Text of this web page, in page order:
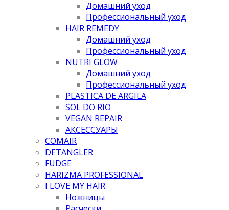
Домашний уход
Профессиональный уход
HAIR REMEDY
Домашний уход
Профессиональный уход
NUTRI GLOW
Домашний уход
Профессиональный уход
PLASTICA DE ARGILA
SOL DO RIO
VEGAN REPAIR
АКСЕССУАРЫ
COMAIR
DETANGLER
FUDGE
HARIZMA PROFESSIONAL
I LOVE MY HAIR
Ножницы